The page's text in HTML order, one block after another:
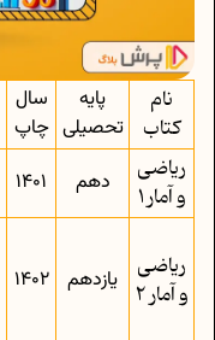
نام
کتاب
پایه
تحصیلی
سال
چاپ
ریاضی
و آمار 1
دهم 1401
ریاضی
و آمار 2
یازدهم 1402